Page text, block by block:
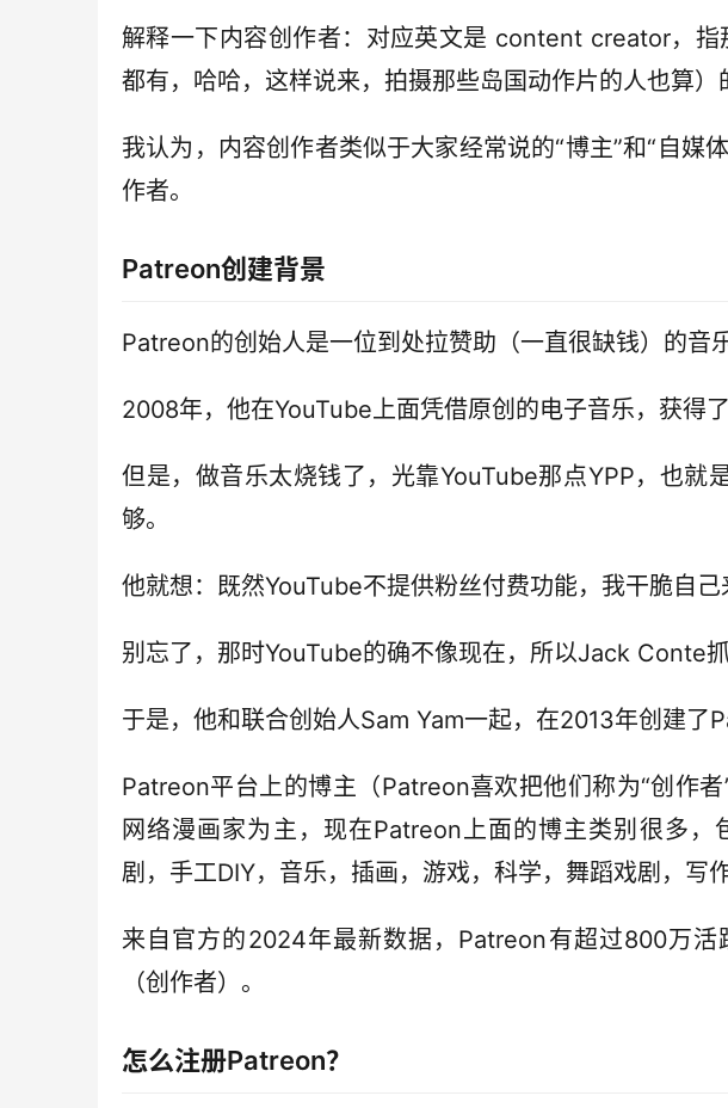
解释一下内容创作者：对应英文是 content creator，
都有，哈哈，这样说来，拍摄那些岛国动作片的人也算）
我认为，内容创作者类似于大家经常说的“博主”和“自媒
作者。
Patreon创建背景
Patreon的创始人是一位到处拉赞助（一直很缺钱）的音
2008年，他在YouTube上面凭借原创的电子音乐，获得了
但是，做音乐太烧钱了，光靠YouTube那点YPP，也就
够。
他就想：既然YouTube不提供粉丝付费功能，我干脆自己
别忘了，那时YouTube的确不像现在，所以Jack Conte抓
于是，他和联合创始人Sam Yam一起，在2013年创建了
Patreon平台上的博主（Patreon喜欢把他们称为“创作
网络漫画家为主，现在Patreon上面的博主类别很多
剧，手工DIY，音乐，插画，游戏，科学，舞蹈戏剧，写
来自官方的2024年最新数据，Patreon有超过800万
（创作者）。
怎么注册Patreon？